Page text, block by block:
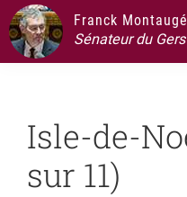
Passer
au
contenu
Passer
la
principale
Passer
au
pied
Franck Montaugé
Sénateur du Gers
Isle-de-
sur 11)